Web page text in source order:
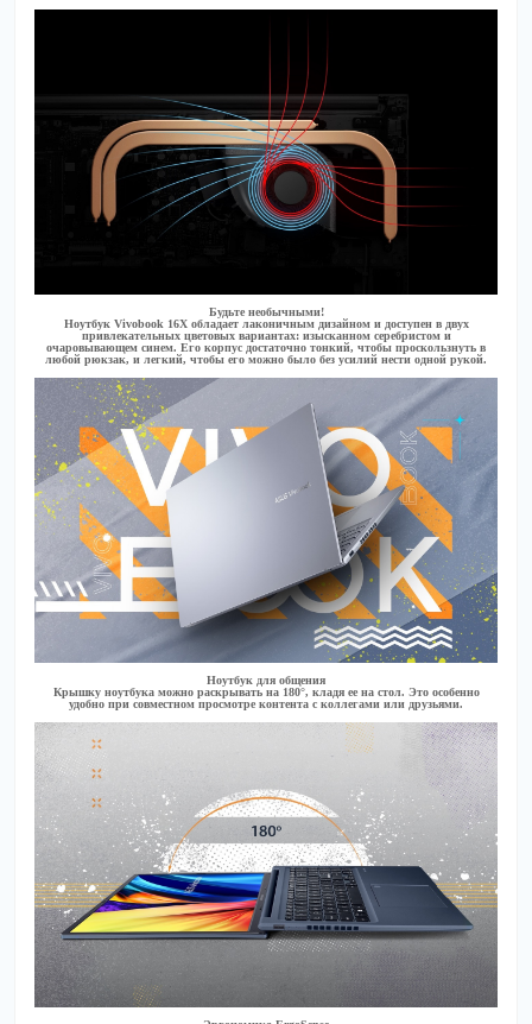
Будьте необычными!
Ноутбук Vivobook 16X обладает лаконичным дизайном и доступен в двух
привлекательных цветовых вариантах: изысканном серебристом и
очаровывающем синем. Его корпус достаточно тонкий, чтобы проскользнуть в
любой рюкзак, и легкий, чтобы его можно было без усилий нести одной рукой.
Ноутбук для общения
Крышку ноутбука можно раскрывать на 180°, кладя ее на стол. Это особенно
удобно при совместном просмотре контента с коллегами или друзьями.